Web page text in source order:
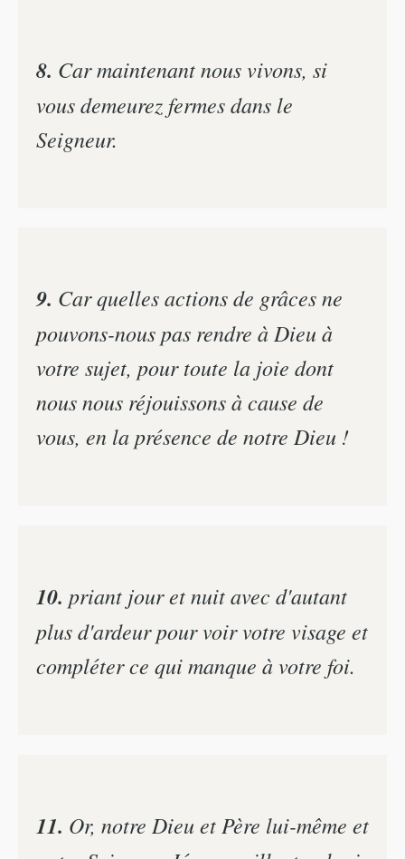
8. Car maintenant nous vivons, si
vous demeurez fermes dans le
Seigneur.
9. Car quelles actions de grâces ne
pouvons-nous pas rendre à Dieu à
votre sujet, pour toute la joie dont
nous nous réjouissons à cause de
vous, en la présence de notre Dieu !
10. priant jour et nuit avec d'autant
plus d'ardeur pour voir votre visage et
compléter ce qui manque à votre foi.
11. Or, notre Dieu et Père lui-même et